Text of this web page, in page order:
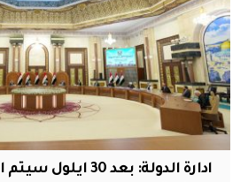
ادارة الدولة: بعد 30